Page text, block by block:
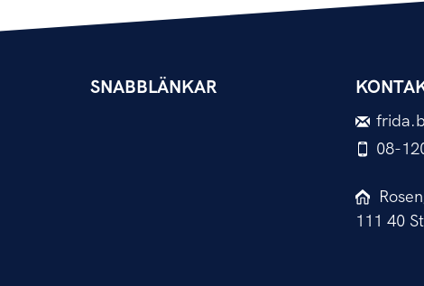
SNABBLÄNKAR
08-
111 40